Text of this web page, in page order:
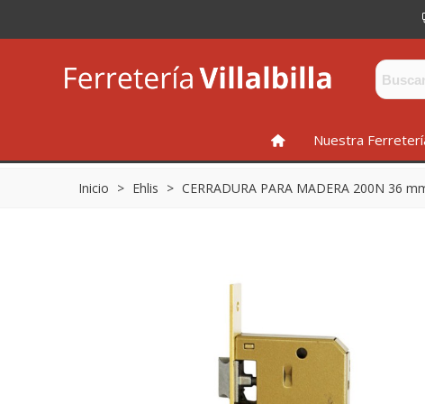
INICIONuestra
Inicio > Ehlis > CERRADURA PARA MADERA 200N 36